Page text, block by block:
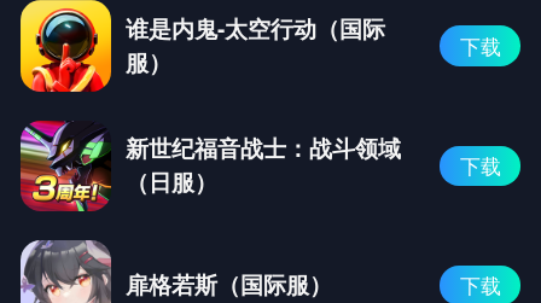
谁是内鬼-太空行动（国际
服）
下载
新世纪福音战士：战斗领域
（日服）
下载
扉格若斯（国际服） 下载